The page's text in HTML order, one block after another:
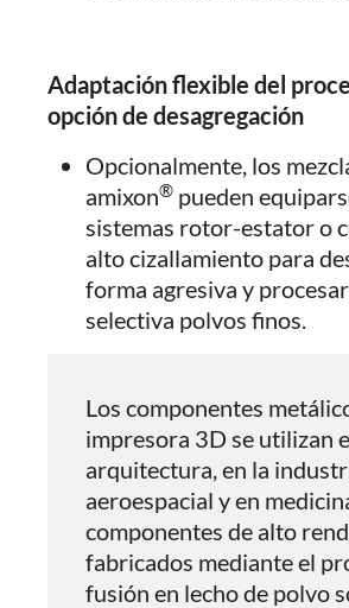
Adaptación flexible del
opción de desagregación
Opcionalmente, los
amixon® pueden
sistemas rotor-estator o
alto cizallamiento para
forma agresiva y
selectiva polvos finos.
Los componentes
impresora 3D se utilizan
arquitectura, en la
aeroespacial y en
componentes de alto
fabricados mediante el
fusión en lecho de polvo